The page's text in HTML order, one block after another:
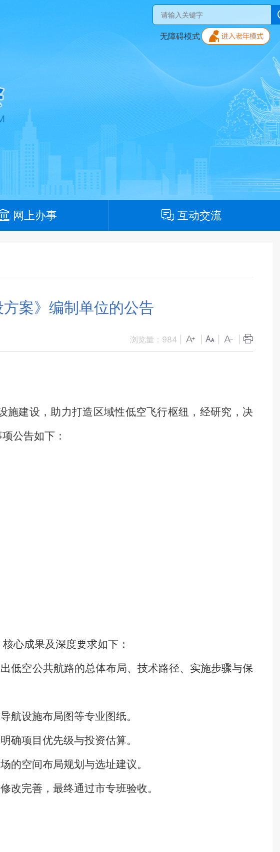
无障碍模式
网上办事 互动交流
案》编制单位的公告
浏览量： 984
施建设，助力打造区域性低空飞行枢纽，经研究，决
公告如下：
心成果及深度要求如下：
低空公共航路的总体布局、技术路径、实施步骤与保
航设施布局图等专业图纸。
确项目优先级与投资估算。
的空间布局规划与选址建议。
改完善，最终通过市专班验收。